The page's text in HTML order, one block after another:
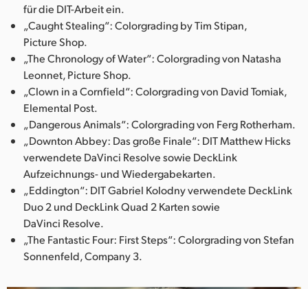
United Kingdom
United States
für die DIT-Arbeit ein.
„Caught Stealing“: Colorgrading by Tim Stipan,
Picture Shop.
„The Chronology of Water“: Colorgrading von Natasha
Leonnet, Picture Shop.
„Clown in a Cornfield“: Colorgrading von David Tomiak,
Elemental Post.
„Dangerous Animals“: Colorgrading von Ferg Rotherham.
„Downton Abbey: Das große Finale“: DIT Matthew Hicks
verwendete DaVinci Resolve sowie DeckLink
Aufzeichnungs- und Wiedergabekarten.
„Eddington“: DIT Gabriel Kolodny verwendete DeckLink
Duo 2 und DeckLink Quad 2 Karten sowie
DaVinci Resolve.
„The Fantastic Four: First Steps“: Colorgrading von Stefan
Sonnenfeld, Company 3.